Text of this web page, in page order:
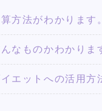
方法がわかります
なものかわかりま
エットへの活用方